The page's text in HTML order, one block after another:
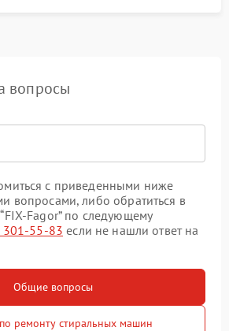
вопросы
с приведенными ниже
вопросами, либо обратиться в
Fagor” по следующему
301-55-83 если не нашли ответ на
Общие вопросы
ремонту стиральных машин